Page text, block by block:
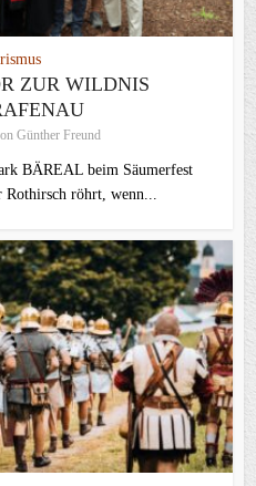
ZUR WILDNIS
Günther Freund
BÄREAL beim Säumerfest
röhrt, wenn...